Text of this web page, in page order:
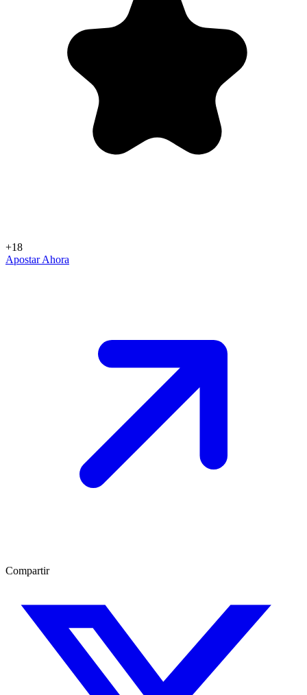
+18
Apostar Ahora
Compartir